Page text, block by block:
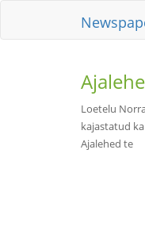
Loetelu
kajastatud
Ajalehed te